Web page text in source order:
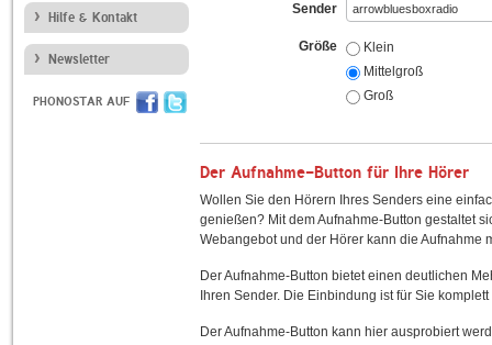
Hilfe & Kontakt
Newsletter
PHONOSTAR AUF
Sender
Größe
Klein
Mittelgroß
Groß
Der Aufnahme-Button für Ihre Hörer
Wollen Sie den Hörern Ihres Senders eine
genießen? Mit dem Aufnahme-Button gestaltet
Webangebot und der Hörer kann die Aufnahme
Der Aufnahme-Button bietet einen deutlichen
Ihren Sender. Die Einbindung ist für Sie
Der Aufnahme-Button kann hier ausprobiert